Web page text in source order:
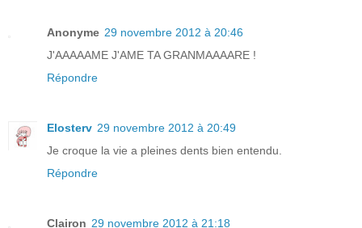
Anonyme 29 novembre 2012 à 20:46
J'AAAAAME J'AME TA GRANMAAAARE !
Répondre
Elosterv 29 novembre 2012 à 20:49
Je croque la vie a pleines dents bien entendu.
Répondre
Clairon 29 novembre 2012 à 21:18